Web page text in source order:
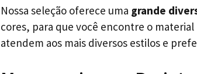
Nossa seleção oferece uma grande
cores, para que você encontre o
atendem aos mais diversos estilos e